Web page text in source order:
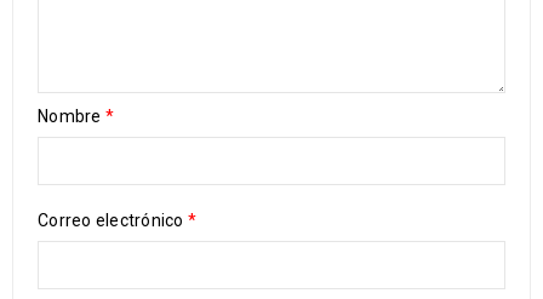
Nombre *
Correo electrónico *